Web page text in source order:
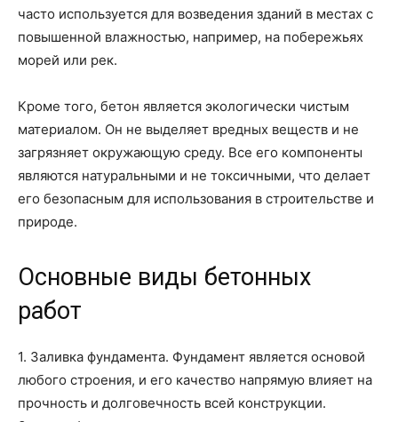
часто используется для возведения зданий в местах с
повышенной влажностью, например, на побережьях
морей или рек.
Кроме того, бетон является экологически чистым
материалом. Он не выделяет вредных веществ и не
загрязняет окружающую среду. Все его компоненты
являются натуральными и не токсичными, что делает
его безопасным для использования в строительстве и
природе.
Основные виды бетонных
работ
1. Заливка фундамента. Фундамент является основой
любого строения, и его качество напрямую влияет на
прочность и долговечность всей конструкции.